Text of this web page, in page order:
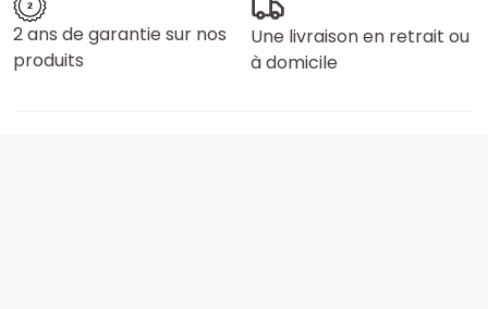
2 ans de garantie sur nos
produits
Une livraison en retrait ou
à domicile